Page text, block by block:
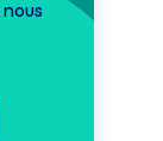
nous